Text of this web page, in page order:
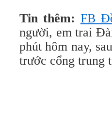
Tin thêm: FB
người, em trai
phút hôm nay,
trước cổng trung